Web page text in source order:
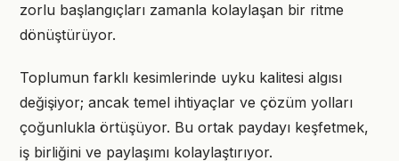
zorlu başlangıçları zamanla kolaylaşan bir ritme
dönüştürüyor.
Toplumun farklı kesimlerinde uyku kalitesi algısı
değişiyor; ancak temel ihtiyaçlar ve çözüm yolları
çoğunlukla örtüşüyor. Bu ortak paydayı keşfetmek,
iş birliğini ve paylaşımı kolaylaştırıyor.